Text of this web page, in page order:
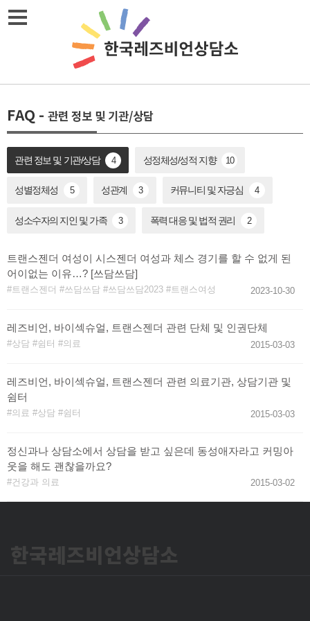
Skip
FAQ - 관련 정보 및 기관/상담
관련 정보 및 기관/상담 4 성정체성/성적 지향 10
성별정체성 5 성관계 3 커뮤니티 및 자긍심 4
성소수자의 지인 및 가족 3 폭력 대응 및 법적 권리 2
트랜스젠더 여성이 시스젠더 여성과 체스 경기를 할 수 없게 된
어이없는 이유…? [쓰담쓰담]
트랜스젠더 쓰담쓰담 쓰담쓰담2023 트랜스여성 2023-10-30
레즈비언, 바이섹슈얼, 트랜스젠더 관련 단체 및 인권단체
상담 쉼터 의료 2015-03-03
레즈비언, 바이섹슈얼, 트랜스젠더 관련 의료기관, 상담기관 및
쉼터
의료 상담 쉼터 2015-03-03
정신과나 상담소에서 상담을 받고 싶은데 동성애자라고 커밍아
웃을 해도 괜찮을까요?
건강과 의료 2015-03-02
한국레즈비언상담소